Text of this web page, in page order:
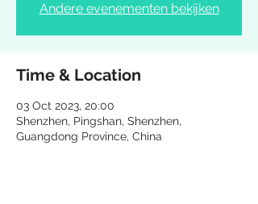
Andere evenementen bekijken
Time & Location
03 Oct 2023, 20:00
Shenzhen, Pingshan, Shenzhen,
Guangdong Province, China